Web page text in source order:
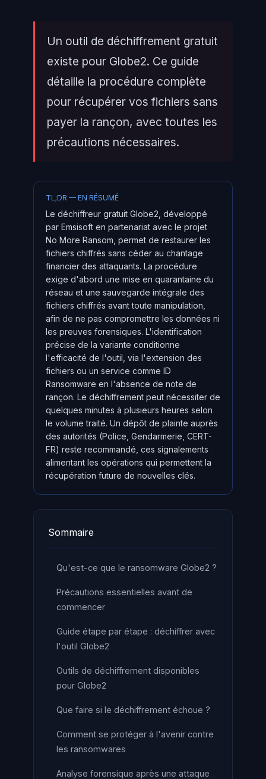
Un outil de déchiffrement gratuit
existe pour Globe2. Ce guide
détaille la procédure complète
pour récupérer vos fichiers sans
payer la rançon, avec toutes les
précautions nécessaires.
TL;DR — EN RÉSUMÉ
Le déchiffreur gratuit Globe2, développé
par Emsisoft en partenariat avec le projet
No More Ransom, permet de restaurer les
fichiers chiffrés sans céder au chantage
financier des attaquants. La procédure
exige d'abord une mise en quarantaine du
réseau et une sauvegarde intégrale des
fichiers chiffrés avant toute manipulation,
afin de ne pas compromettre les données ni
les preuves forensiques. L'identification
précise de la variante conditionne
l'efficacité de l'outil, via l'extension des
fichiers ou un service comme ID
Ransomware en l'absence de note de
rançon. Le déchiffrement peut nécessiter de
quelques minutes à plusieurs heures selon
le volume traité. Un dépôt de plainte auprès
des autorités (Police, Gendarmerie, CERT-
FR) reste recommandé, ces signalements
alimentant les opérations qui permettent la
récupération future de nouvelles clés.
Sommaire
Qu'est-ce que le ransomware Globe2 ?
Précautions essentielles avant de
commencer
Guide étape par étape : déchiffrer avec
l'outil Globe2
Outils de déchiffrement disponibles
pour Globe2
Que faire si le déchiffrement échoue ?
Comment se protéger à l'avenir contre
les ransomwares
Analyse forensique après une attaque